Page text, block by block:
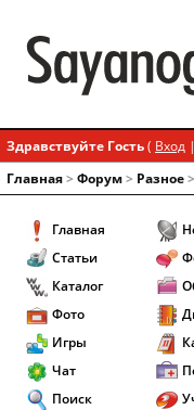
Здравствуйте Гость( Вход |
Главная> Форум> Разное>
Главная
Статьи
Каталог
Фото
Игры
Чат
Поиск